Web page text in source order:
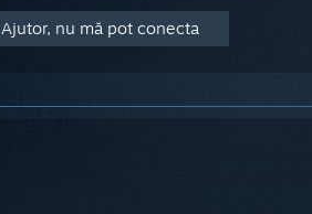
Ajutor, nu mă pot conecta